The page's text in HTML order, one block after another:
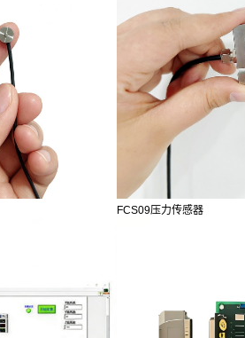
FCS09压力传感器